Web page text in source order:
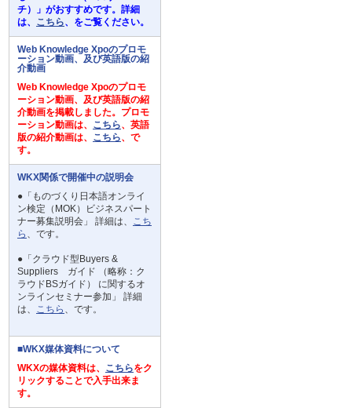
チ）」がおすすめです。詳細
は、 こちら、をご覧ください。
Web Knowledge Xpoのプロモ
ーション動画、及び英語版の紹
介動画
Web Knowledge Xpoのプロモ
ーション動画、及び英語版の紹
介動画を掲載しました。プロモ
ーション動画は、 こちら、英語
版の紹介動画は、 こちら、で
す。
WKX関係で開催中の説明会
●「ものづくり日本語オンライ
ン検定（MOK）ビジネスパート
ナー募集説明会」 詳細は、 こち
ら 、です。
●「クラウド型Buyers &
Suppliers ガイド （略称：ク
ラウドBSガイド） に関するオ
ンラインセミナー参加」 詳細
は、 こちら 、です。
■WKX媒体資料について
WKXの媒体資料は、 こちらをク
リックすることで入手出来ま
す。